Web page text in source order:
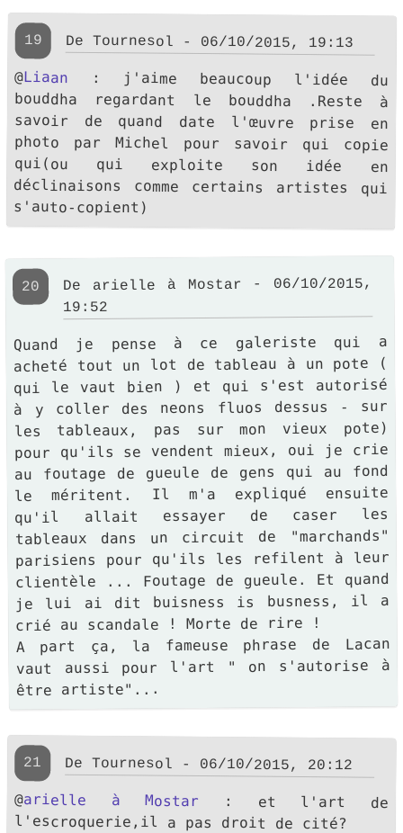
19 De Tournesol - 06/10/2015, 19:13
@Liaan : j'aime beaucoup l'idée du
bouddha regardant le bouddha .Reste à
savoir de quand date l'œuvre prise en
photo par Michel pour savoir qui copie
qui(ou qui exploite son idée en
déclinaisons comme certains artistes qui
s'auto-copient)
20 De arielle à Mostar - 06/10/2015,
19:52
Quand je pense à ce galeriste qui a
acheté tout un lot de tableau à un pote (
qui le vaut bien ) et qui s'est autorisé
à y coller des neons fluos dessus - sur
les tableaux, pas sur mon vieux pote)
pour qu'ils se vendent mieux, oui je crie
au foutage de gueule de gens qui au fond
le méritent. Il m'a expliqué ensuite
qu'il allait essayer de caser les
tableaux dans un circuit de "marchands"
parisiens pour qu'ils les refilent à leur
clientèle ... Foutage de gueule. Et quand
je lui ai dit buisness is busness, il a
crié au scandale ! Morte de rire !
A part ça, la fameuse phrase de Lacan
vaut aussi pour l'art " on s'autorise à
être artiste"...
21 De Tournesol - 06/10/2015, 20:12
@arielle à Mostar : et l'art de
l'escroquerie,il a pas droit de cité?